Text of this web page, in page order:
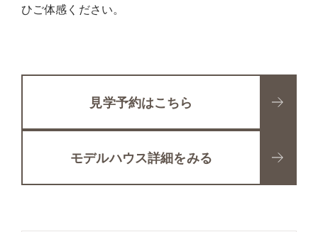
ひご体感ください。
見学予約はこちら
モデルハウス詳細をみる